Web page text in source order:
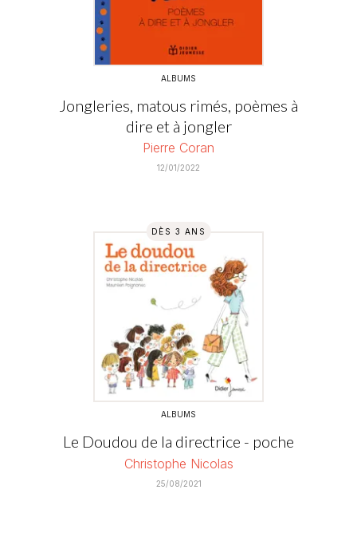
ALBUMS
Jongleries, matous rimés, poèmes à
dire et à jongler
Pierre Coran
12/01/2022
DÈS 3 ANS
ALBUMS
Le Doudou de la directrice - poche
Christophe Nicolas
25/08/2021